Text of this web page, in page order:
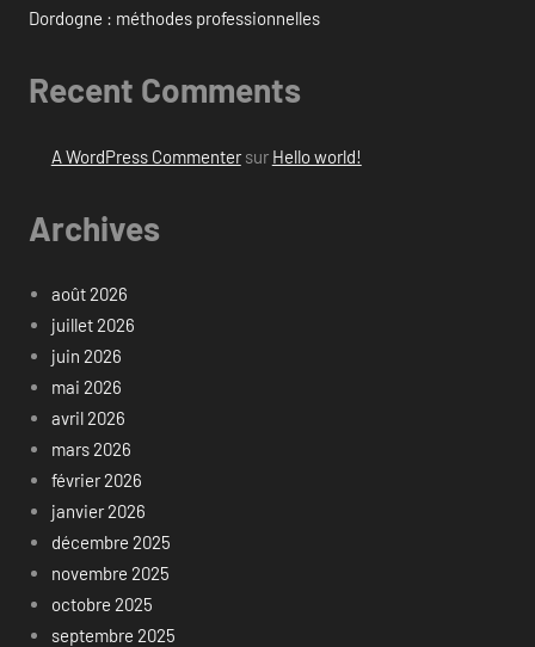
Dordogne : méthodes professionnelles
Recent Comments
A WordPress Commentersur Hello world!
Archives
août 2026
juillet 2026
juin 2026
mai 2026
avril 2026
mars 2026
février 2026
janvier 2026
décembre 2025
novembre 2025
octobre 2025
septembre 2025